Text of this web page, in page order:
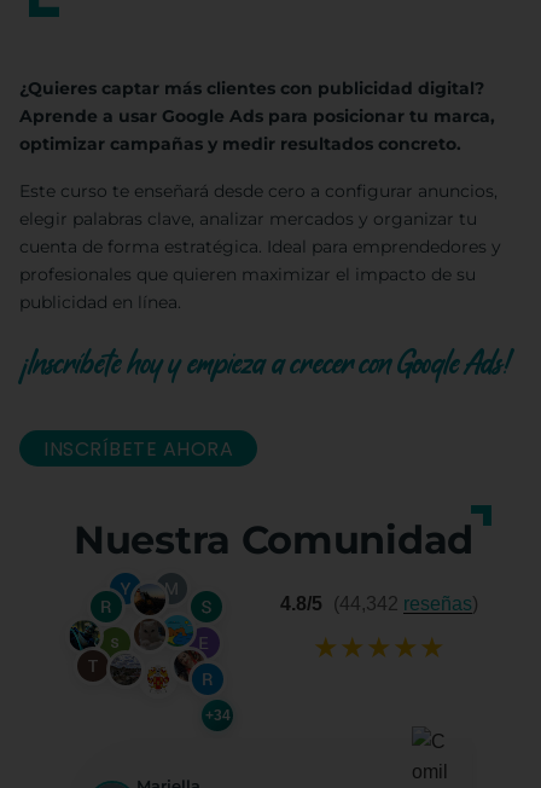
¿Quieres captar más clientes con publicidad digital?
Aprende a usar Google Ads para posicionar tu marca,
optimizar campañas y medir resultados concreto.
Este curso te enseñará desde cero a configurar anuncios,
elegir palabras clave, analizar mercados y organizar tu
cuenta de forma estratégica. Ideal para emprendedores y
profesionales que quieren maximizar el impacto de su
publicidad en línea.
¡Inscríbete hoy y empieza a crecer con Google Ads!
INSCRÍBETE AHORA
Nuestra Comunidad
+34
4.8/5 (44,342 reseñas)
★★★★★